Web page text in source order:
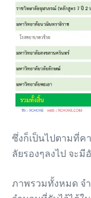
ซึ่งก็เป็นไปตามที่
ลัยรองๆลงไป จะ
ภาพรวมทั้งหมด จ